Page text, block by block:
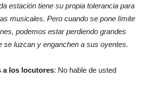
estación tiene su propia tolerancia para
musicales. Pero cuando se pone límite
podemos estar perdiendo grandes
se luzcan y enganchen a sus oyentes.
a los locutores: No hable de usted